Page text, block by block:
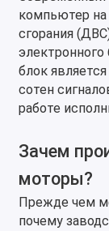
компьютер на
сгорания
электронного
блок
сотен
работе
Зачем
моторы?
Прежде чем
почему